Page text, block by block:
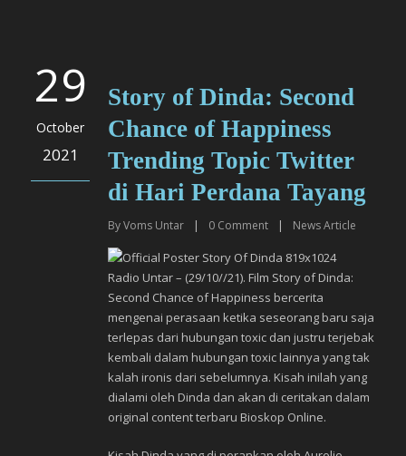
29
October
2021
Story of Dinda: Second
Chance of Happiness
Trending Topic Twitter
di Hari Perdana Tayang
ByVoms Untar | 0 Comment | News Article
Radio Untar – (29/10//21). Film Story of Dinda:
Second Chance of Happiness bercerita
mengenai perasaan ketika seseorang baru saja
terlepas dari hubungan toxic dan justru terjebak
kembali dalam hubungan toxic lainnya yang tak
kalah ironis dari sebelumnya. Kisah inilah yang
dialami oleh Dinda dan akan di ceritakan dalam
original content terbaru Bioskop Online.